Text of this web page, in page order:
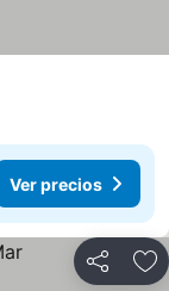
Ver precios
Compartir